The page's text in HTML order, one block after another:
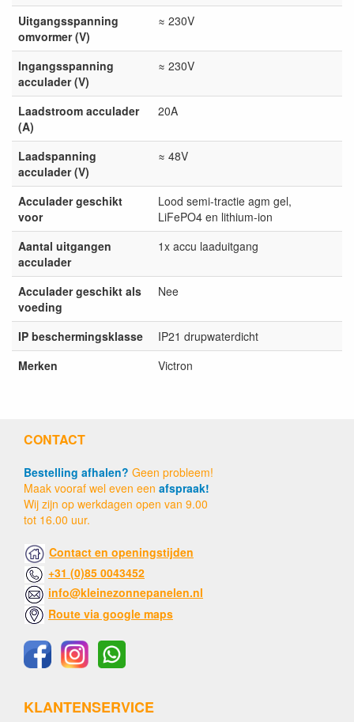
Uitgangsspanning
omvormer (V)
≈ 230V
Ingangsspanning
acculader (V)
≈ 230V
Laadstroom acculader
(A)
20A
Laadspanning
acculader (V)
≈ 48V
Acculader geschikt
voor
Lood semi-tractie agm gel,
LiFePO4 en lithium-ion
Aantal uitgangen
acculader
1x accu laaduitgang
Acculader geschikt als
voeding
Nee
IP beschermingsklasse
IP21 drupwaterdicht
Merken
Victron
CONTACT
Bestelling afhalen? Geen probleem!
Maak vooraf wel even een afspraak!
Wij zijn op werkdagen open van 9.00
tot 16.00 uur.
Contact en openingstijden
+31 (0)85 0043452
info@kleinezonnepanelen.nl
Route via google maps
KLANTENSERVICE